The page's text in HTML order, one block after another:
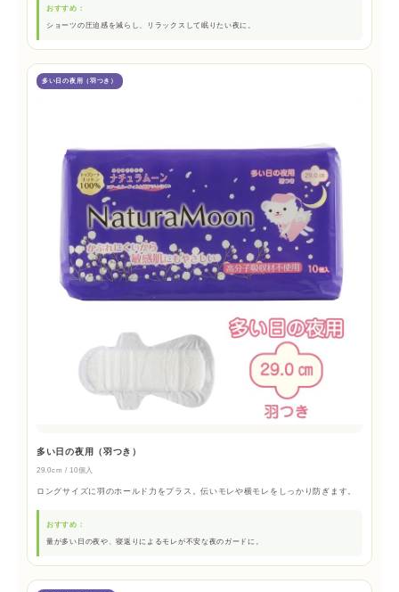
おすすめ：
ショーツの圧迫感を減らし、リラックスして眠りたい夜に。
多い日の夜用（羽つき）
多い日の夜用（羽つき）
29.0cm / 10個入
ロングサイズに羽のホールド力をプラス。伝いモレや横モレをしっかり防ぎます。
おすすめ：
量が多い日の夜や、寝返りによるモレが不安な夜のガードに。